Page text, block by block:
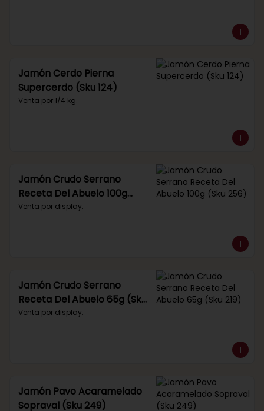
Jamón Cerdo Pierna
Supercerdo (Sku 124)
Venta por 1/4 kg.
Jamón Crudo Serrano
Receta Del Abuelo 100g
(Sku 256)
Venta por display.
Jamón Crudo Serrano
Receta Del Abuelo 65g (Sku
219)
Venta por display.
Jamón Pavo Acaramelado
Sopraval (Sku 249)